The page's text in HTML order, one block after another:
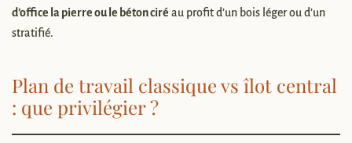
d’office la pierre ou le béton ciré au profit d’un bois léger ou d’un
stratifié.
Plan de travail classique vs îlot central
: que privilégier ?